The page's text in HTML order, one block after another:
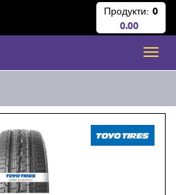
Продукти: 0
0.00